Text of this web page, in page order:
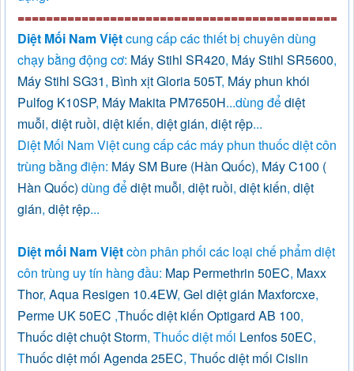
Diệt Mối Nam Việtcung cấp các thiết bị chuyên dùng
chạy bằng động cơ: Máy Stihl SR420, Máy Stihl SR5600,
Máy Stihl SG31, Bình xịt Gloria 505T, Máy phun khói
Pulfog K10SP, Máy Makita PM7650H...dùng đểdiệt
muỗi, diệt ruồi, diệt kiến, diệt gián, diệt rệp...
Diệt Mối Nam Việt cung cấp các máy phun thuốc diệt côn
trùng bằng điện: Máy SM Bure (Hàn Quốc), Máy C100 (
Hàn Quốc) dùng đểdiệt muỗi, diệt ruồi, diệt kiến, diệt
gián, diệt rệp...
Diệt mối Nam Việtcòn phân phối các loại chế phẩm diệt
côn trùng uy tín hàng đầu: Map Permethrin 50EC, Maxx
Thor, Aqua Resigen 10.4EW, Gel diệt gián Maxforcxe,
Perme UK 50EC ,Thuốc diệt kiến Optigard AB 100,
Thuốc diệt chuột Storm, Thuốc diệt mối Lenfos 50EC,
Thuốc diệt mối Agenda 25EC, Thuốc diệt mối Cislin